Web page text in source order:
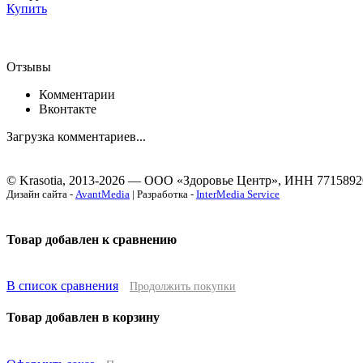
Купить
Отзывы
Комментарии
Вконтакте
Загрузка комментариев...
© Krasotia, 2013-2026 — ООО «Здоровье Центр», ИНН
Дизайн сайта - AvantMedia | Разработка - InterMedia Service
Товар добавлен к сравнению
В список сравнения Продолжить покупки
Товар добавлен в корзину